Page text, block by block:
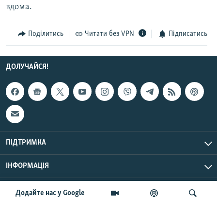
Додайте нас у Google
вдома.
Поділитись Читати без VPN Підписатись
ДОЛУЧАЙСЯ!
ПІДТРИМКА
ІНФОРМАЦІЯ
© Радіо Свобода, 2026 | Усі права застережено.
UTC+3